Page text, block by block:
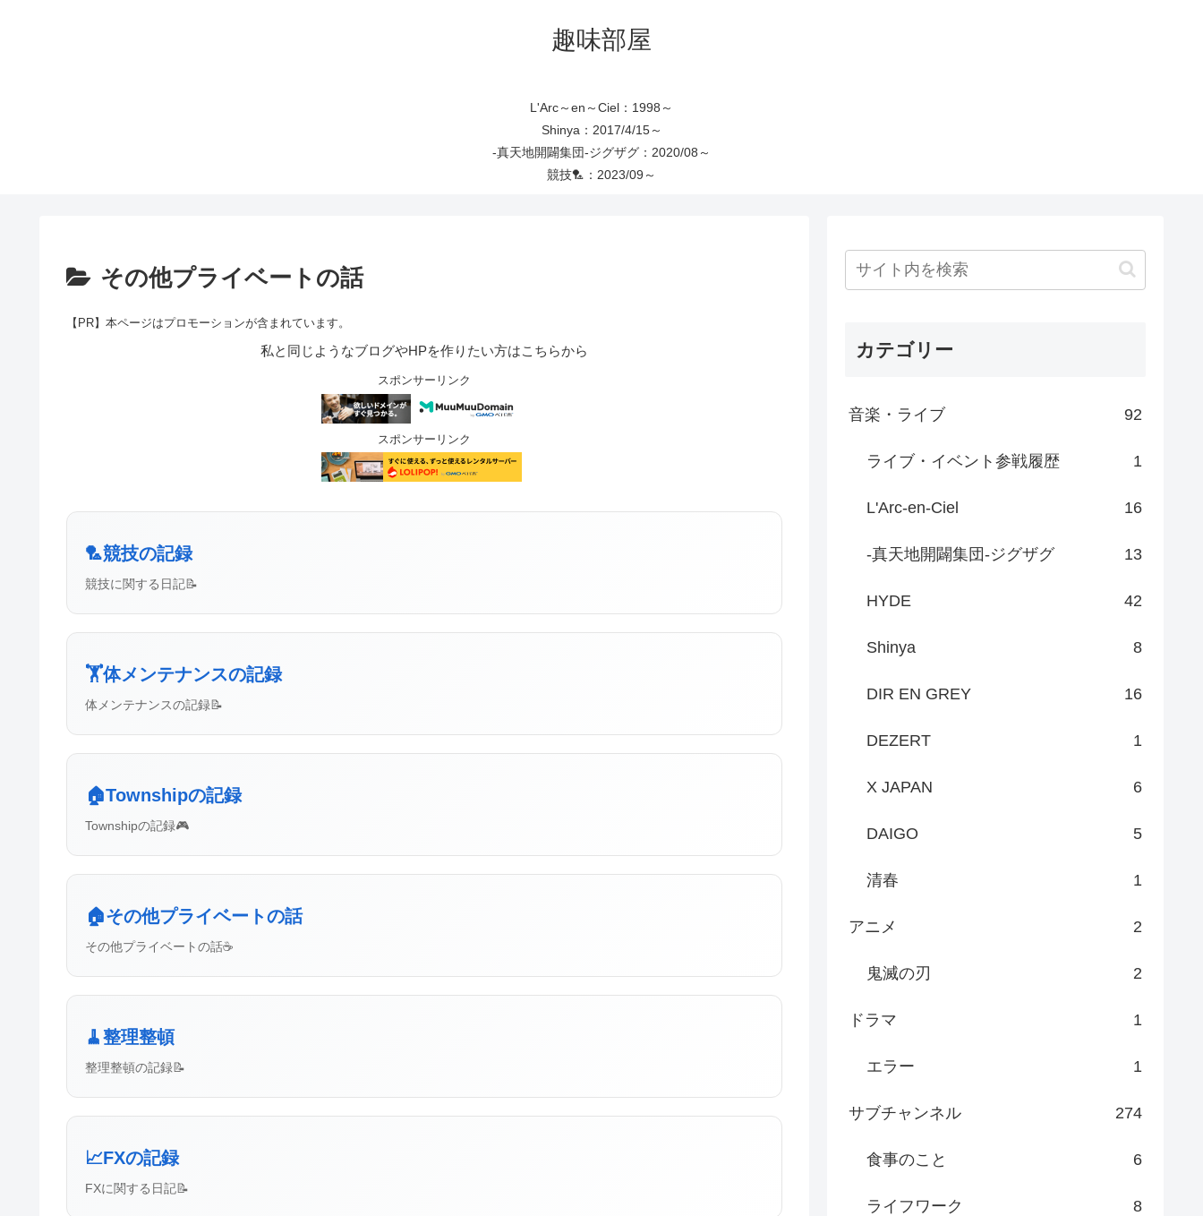
趣味部屋
L'Arc～en～Ciel：1998～
Shinya：2017/4/15～
-真天地開闢集団-ジグザグ：2020/08～
競技🏸：2023/09～
その他プライベートの話
【PR】本ページはプロモーションが含まれています。
私と同じようなブログやHPを作りたい方はこちらから
スポンサーリンク
スポンサーリンク
🏸競技の記録
競技に関する日記📝
🏋️体メンテナンスの記録
体メンテナンスの記録📝
🏠Townshipの記録
Townshipの記録🎮
🏠その他プライベートの話
その他プライベートの話☕
🧹整理整頓
整理整頓の記録📝
📈FXの記録
FXに関する日記📝
カテゴリー
音楽・ライブ 92
ライブ・イベント参戦履歴 1
L'Arc-en-Ciel 16
-真天地開闢集団-ジグザグ 13
HYDE 42
Shinya 8
DIR EN GREY 16
DEZERT 1
X JAPAN 6
DAIGO 5
清春 1
アニメ 2
鬼滅の刃 2
ドラマ 1
エラー 1
サブチャンネル 274
食事のこと 6
ライフワーク 8